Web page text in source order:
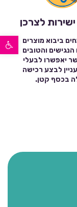
פתח סרגל נגישות
ישירות לצרכן
ביבוא מוצרים
הנגישים והטובים
יאפשרו לבעלי
לבצע רכישה
בכסף קטן.